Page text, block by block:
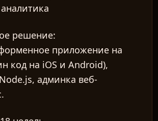
решение:
приложение на
код на iOS и Android),
админка веб-